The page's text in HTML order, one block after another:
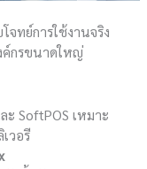
จทย์การใช้งานจริง
ค์กรขนาดใหญ่
ะ SoftPOS เหมาะ
วอรี